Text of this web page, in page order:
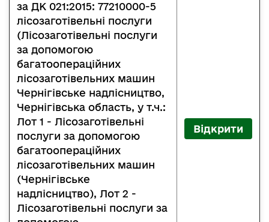
за ДК 021:2015: 77210000-5
лісозаготівельні послуги
(Лісозаготівельні послуги
за допомогою
багатоопераційних
лісозаготівельних машин
Чернігівське надлісництво,
Чернігівська область, у т.ч.:
Лот 1 - Лісозаготівельні
послуги за допомогою
багатоопераційних
лісозаготівельних машин
(Чернігівське
надлісництво), Лот 2 -
Лісозаготівельні послуги за
Відкрити